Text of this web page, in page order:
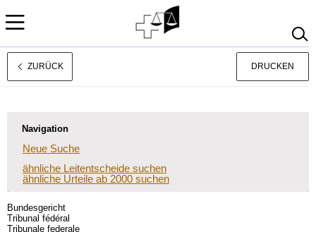
Français
ZURÜCK DRUCKEN
Navigation
Neue Suche
ähnliche Leitentscheide suchen
ähnliche Urteile ab 2000 suchen
Bundesgericht
Tribunal fédéral
Tribunale federale